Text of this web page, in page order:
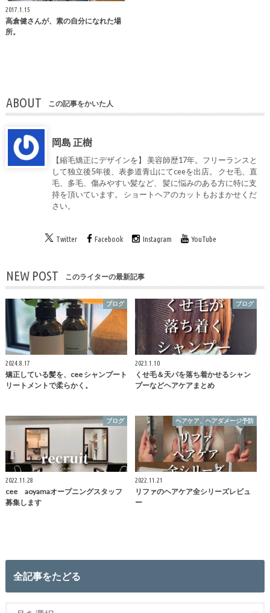
2017.1.15
高倉健さんが、素の自分になれた場
所。
ABOUT この記事をかいた人
岡島 正樹
【縮毛矯正にデザインを】 美容師歴17年。フリーランスと
して独立後5年後、表参道青山にてceeを出店。 クセ毛、直
毛、多毛、傷みやすい髪など、 髪に悩みのある方に特に支
持を頂いています。 ショートヘアのカットもおまかせくだ
さい。
Twitter Facebook Instagram YouTube
NEW POST このライターの最新記事
ブログ
2024.8.17
矯正している髪を、cee シャンプート
リートメントで柔らかく。
ブログ
2023.1.10
くせ毛＆天パを落ち着かせるシャン
プーなどヘアケアまとめ
ブログ
2022.11.28
cee aoyamaオープニングスタッフ
募集します
ヘアケア、ヘアダメージ予防
2022.11.21
リファのヘアケア全シリーズレビュ
ー
全記事をたどる